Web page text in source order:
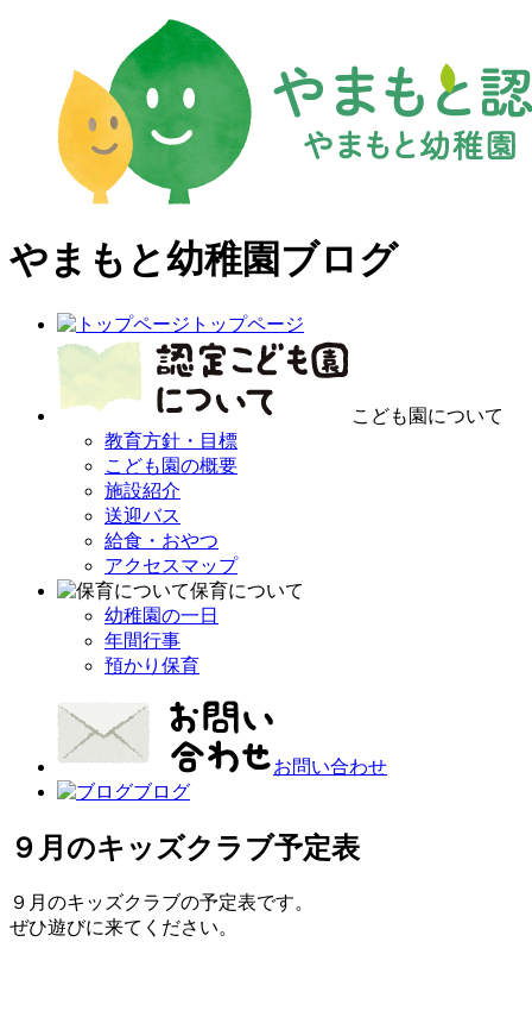
やまもと幼稚園ブログ
トップページ
こども園について
教育方針・目標
こども園の概要
施設紹介
送迎バス
給食・おやつ
アクセスマップ
保育について
幼稚園の一日
年間行事
預かり保育
お問い合わせ
ブログ
９月のキッズクラブ予定表
９月のキッズクラブの予定表です。
ぜひ遊びに来てください。